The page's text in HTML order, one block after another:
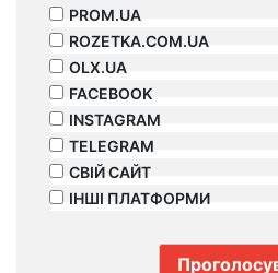
PROM.UA
ROZETKA.COM.UA
OLX.UA
FACEBOOK
INSTAGRAM
TELEGRAM
СВІЙ САЙТ
ІНШІ ПЛАТФОРМИ